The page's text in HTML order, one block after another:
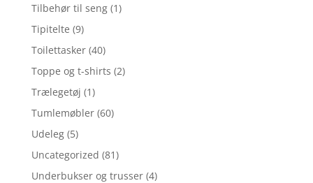
Tilbehør til seng (1)
Tipitelte (9)
Toilettasker (40)
Toppe og t-shirts (2)
Trælegetøj (1)
Tumlemøbler (60)
Udeleg (5)
Uncategorized (81)
Underbukser og trusser (4)